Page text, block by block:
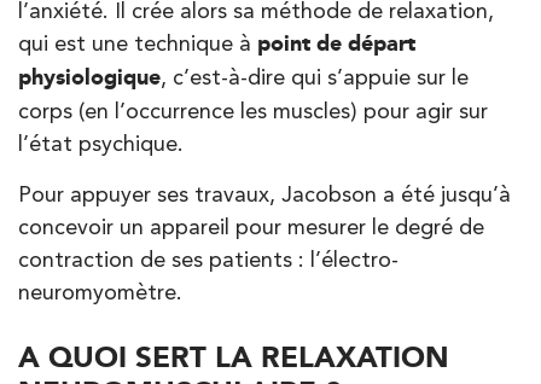
l’anxiété. Il crée alors sa méthode de relaxation,
qui est une technique à point de départ
physiologique, c’est-à-dire qui s’appuie sur le
corps (en l’occurrence les muscles) pour agir sur
l’état psychique.
Pour appuyer ses travaux, Jacobson a été jusqu’à
concevoir un appareil pour mesurer le degré de
contraction de ses patients : l’électro-
neuromyomètre.
A QUOI SERT LA RELAXATION
01 46 44 33 92
PRENDRE RDV
PRENDRE RDV
IK Paris 7 Saint Germain
199 Bd Saint-Germain 75007 Paris
Kinésithérapie